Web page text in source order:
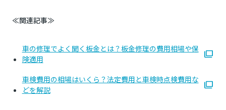
≪関連記事≫
車の修理でよく聞く板金とは？板金修理の費用相場や保
険適用
車検費用の相場はいくら？法定費用と車検時点検費用な
どを解説